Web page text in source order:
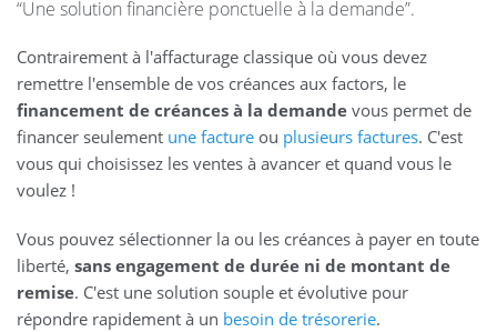
“Une solution financière ponctuelle à la demande”.
Contrairement à l'affacturage classique où vous devez
remettre l'ensemble de vos créances aux factors, le
financement de créances à la demande vous permet de
financer seulement une facture ou plusieurs factures. C'est
vous qui choisissez les ventes à avancer et quand vous le
voulez !
Vous pouvez sélectionner la ou les créances à payer en toute
liberté, sans engagement de durée ni de montant de
remise. C'est une solution souple et évolutive pour
répondre rapidement à un besoin de trésorerie.